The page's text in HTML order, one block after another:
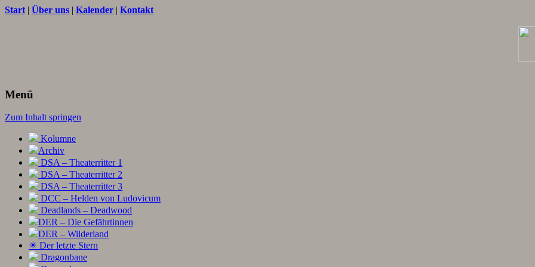
Start | Über uns | Kalender | Kontakt
Menü
Zum Inhalt springen
Kolumne
Archiv
DSA – Theaterritter 1
DSA – Theaterritter 2
DSA – Theaterritter 3
DCC – Helden von Ludovicum
Deadlands – Deadwood
DER – Die Gefährtinnen
DER – Wilderland
☀ Der letzte Stern
Dragonbane